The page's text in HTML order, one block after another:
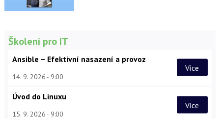
Školení pro IT
Ansible – Efektivní nasazení a provoz
14. 9. 2026 9:00
Více
Úvod do Linuxu
15. 9. 2026 9:00
Více